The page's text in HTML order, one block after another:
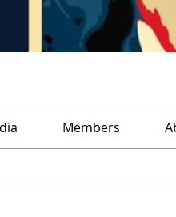
Members